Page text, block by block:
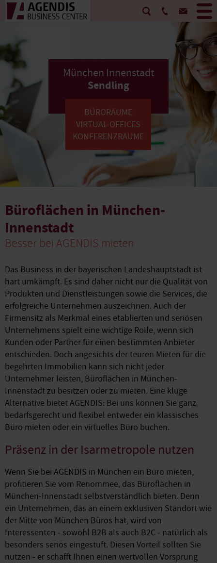
München Innenstadt
Sendling
BÜRORÄUME
VIRTUAL OFFICES
KONFERENZRÄUME
Büroflächen in München-
Innenstadt
Besser bei AGENDIS mieten
Das Business in der bayerischen Landeshauptstadt ist
hart umkämpft. Es sind daher nicht nur die Qualität von
Produkten und Dienstleistungen sowie die Services, die
erfolgreiche Unternehmen auszeichnen. Auch der
Firmensitz als Merkmal eines etablierten und seriösen
Unternehmens spielt eine wichtige Rolle, wenn sich
Kunden oder Partner für einen bestimmten Anbieter
entschieden. Doch angesichts der teuren Mieten für die
begehrten Immobilien kann sich nicht jeder
Unternehmer leisten, Büroflächen in München-
Innenstadt zu besitzen oder zu mieten. Eine kluge
Alternative bietet AGENDIS: Bei uns können Sie ganz
bedarfsgerecht und flexibel entweder ein klassisches
Büro mieten oder ein virtuelles Büro buchen.
Präsenz in der Isarmetropole nutzen
Wenn Sie bei AGENDIS in München ein Büro mieten,
profitieren Sie vom Renommee, das Büroflächen in
München-Innenstadt selbstverständlich bieten. Denn
ein Unternehmen, das an einem exklusiven Standort wie
der Mitte von München Büros hat, wird von
Interessenten - sowohl B2B als auch B2C - natürlich als
besonders seriös eingestuft. Diesen Vorteil sollten Sie
nutzen - er schafft Ihnen einen wertvollen Vorsprung